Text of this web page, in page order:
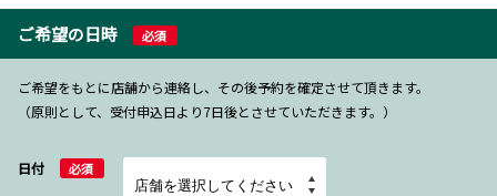
ご希望の日時 必須
ご希望をもとに店舗から連絡し、その後予約を確定させて頂きます。
（原則として、受付申込日より7日後とさせていただきます。）
日付 必須